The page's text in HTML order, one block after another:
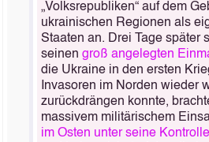
„Volksrepubliken“ auf dem
ukrainischen Regionen als
Staaten an. Drei Tage später
seinen groß angelegten
die Ukraine in den ersten
Invasoren im Norden wieder
zurückdrängen konnte,
massivem militärischem
im Osten unter seine Kontrolle